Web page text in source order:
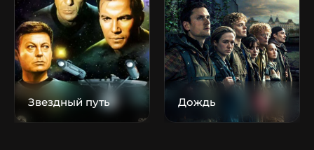
Звездный путь Дождь